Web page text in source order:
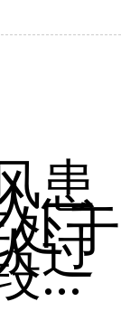
患
一
于
过
...